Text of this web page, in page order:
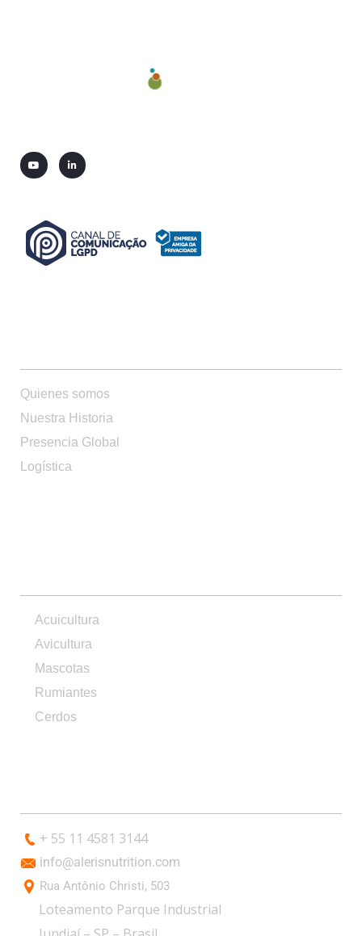
Quienes somos
Nuestra Historia
Presencia Global
Logística
Acuicultura
Avicultura
Mascotas
Rumiantes
Cerdos
+ 55 11 4581 3144
info@alerisnutrition.com
Rua Antônio Christi, 503
Loteamento Parque Industrial